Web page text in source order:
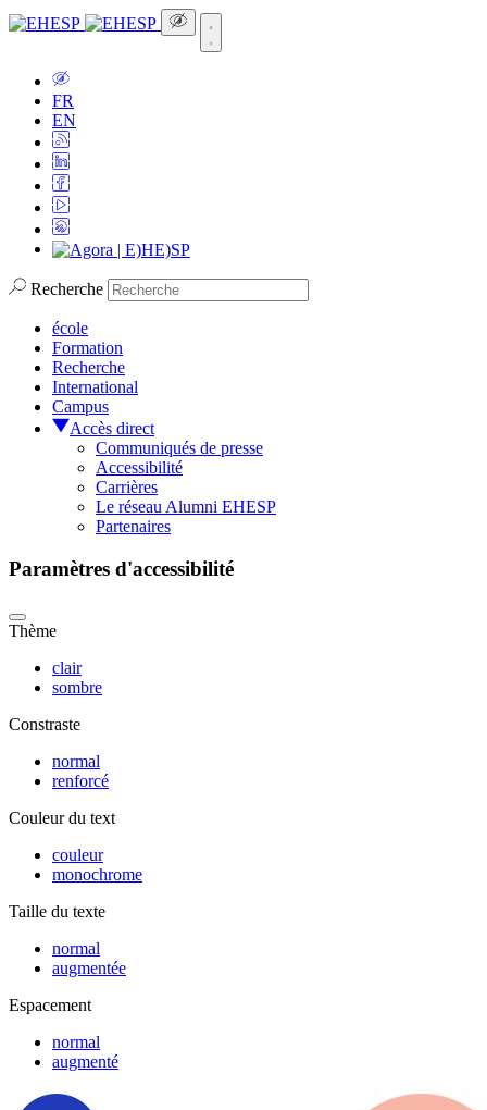
FR
EN
Recherche
école
Formation
Recherche
International
Campus
Accès direct
Communiqués de presse
Accessibilité
Carrières
Le réseau Alumni EHESP
Partenaires
Paramètres d'accessibilité
Thème
clair
sombre
Constraste
normal
renforcé
Couleur du text
couleur
monochrome
Taille du texte
normal
augmentée
Espacement
normal
augmenté